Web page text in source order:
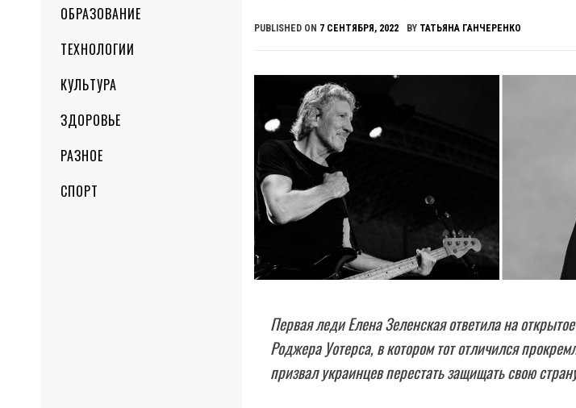
ОБРАЗОВАНИЕ
ТЕХНОЛОГИИ
КУЛЬТУРА
ЗДОРОВЬЕ
РАЗНОЕ
СПОРТ
PUBLISHED ON 7 СЕНТЯБРЯ, 2022 BY ТАТЬЯНА ГАНЧЕРЕНКО
Первая леди Елена Зеленская ответила на
Роджера Уотерса, в котором тот отличился
призвал украинцев перестать защищать свою